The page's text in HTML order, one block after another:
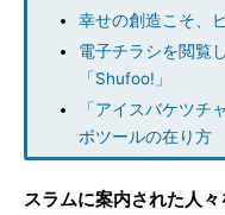
幸せの創造こそ、
電子チラシを閲覧
「Shufoo!」
「アイスバケツチ
ボツールの在り方
スラムに案内された人々